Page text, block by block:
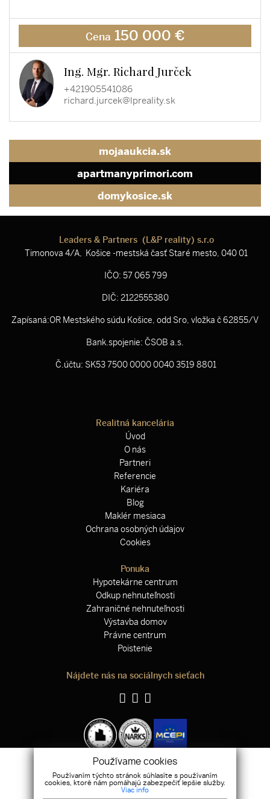
Používame cookies
Používaním týchto stránok súhlasíte s používaním
cookies, ktoré nám pomáhajú zabezpečiť lepšie služby.
Viac info
Cena 150 000 €
Ing. Mgr. Richard Jurček
+421905541086
richard.jurcek@lpreality.sk
mojaaukcia.sk
apartmanyprimori.com
domykosice.sk
Leaders & Partners (L&P reality) s.r.o
Timonova 4/A, Košice -mestská časť Staré mesto, 040 01
IČO: 57 065 799
DIČ: 2122555380
Zapísaná:OR Mestského súdu Košice, odd Sro, vložka č 62855/V
Bank.spojenie: ČSOB a.s.
Č.účtu: SK53 7500 0000 0040 3519 8801
Realitná kancelária
Úvod
O nás
Partneri
Referencie
Kariéra
Blog
Maklér mesiaca
Ochrana osobných údajov
Cookies
Ponuka
Hypotekárne centrum
Odkup nehnuteľnosti
Zahraničné nehnuteľnosti
Výstavba domov
Právne centrum
Poistenie
Nájdete nás na sociálnych sieťach
WEBDESIGN| WEBEX.DIGITAL